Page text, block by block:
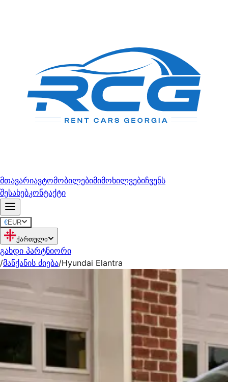
მთავარიავტომობილებიმიმოხილვებიჩვენს
შესახებკონტაქტი
€EUR
ქართული
გახდი პარტნიორი
/მანქანის ძიება/Hyundai Elantra